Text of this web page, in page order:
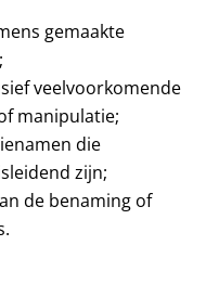
gemaakte
veelvoorkomende
manipulatie;
die
zijn;
de benaming of